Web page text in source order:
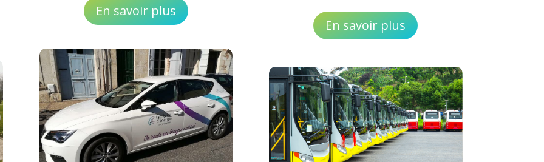
En savoir plus
En savoir plus